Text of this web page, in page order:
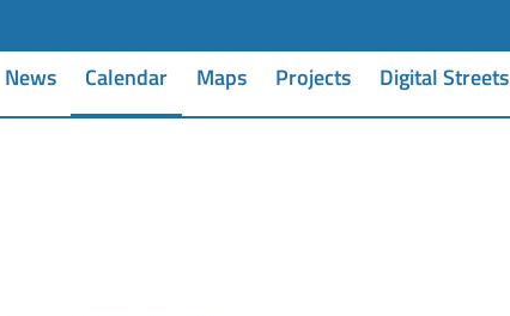
News Calendar Maps Projects Digital Streets